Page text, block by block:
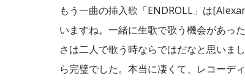
もう一曲の挿入歌「ENDROLL」は
いますね。一緒に生歌で歌う機会があっ
さは二人で歌う時ならではだなと思いま
ら完璧でした。本当に凄くて、レコーデ